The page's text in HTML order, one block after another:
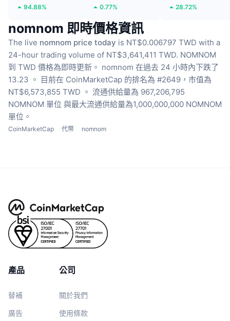
94.88% 0.77% 28.72%
nomnom 即時價格資訊
The live nomnom price today is NT$0.006797 TWD with a
24-hour trading volume of NT$3,641,411 TWD. NOMNOM
到 TWD 價格為即時更新。 nomnom 在過去 24 小時內下跌了
13.23 。 目前在 CoinMarketCap 的排名為 #2649，市值為
NT$6,573,855 TWD 。 流通供給量為 967,206,795
NOMNOM 單位 與最大流通供給量為1,000,000,000 NOMNOM
單位。
CoinMarketCap 代幣 nomnom
產品
替補
廣告
公司
關於我們
使用條款